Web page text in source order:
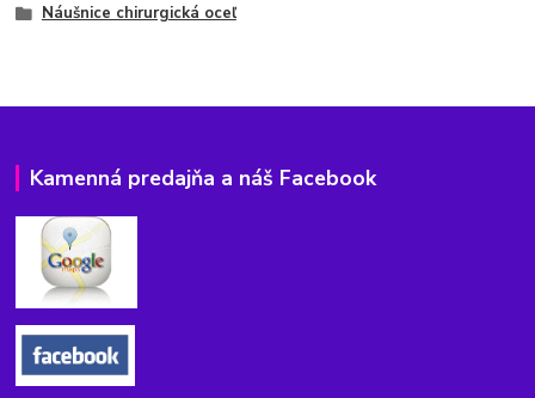
Náušnice chirurgická oceľ
Kamenná predajňa a náš Facebook